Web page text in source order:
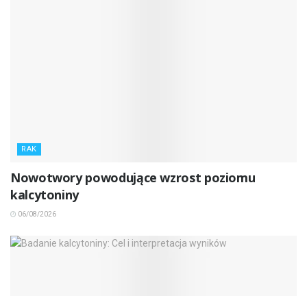
RAK
Nowotwory powodujące wzrost poziomu
kalcytoniny
06/08/2026